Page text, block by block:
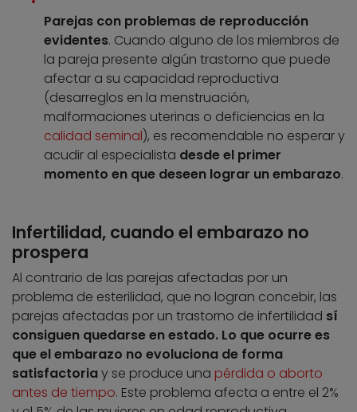
Parejas con problemas de reproducción
evidentes. Cuando alguno de los miembros de
la pareja presente algún trastorno que puede
afectar a su capacidad reproductiva
(desarreglos en la menstruación,
malformaciones uterinas o deficiencias en la
calidad seminal), es recomendable no esperar y
acudir al especialista desde el primer
momento en que deseen lograr un embarazo.
Infertilidad, cuando el embarazo no
prospera
Al contrario de las parejas afectadas por un
problema de esterilidad, que no logran concebir, las
parejas afectadas por un trastorno de infertilidad sí
consiguen quedarse en estado. Lo que ocurre es
que el embarazo no evoluciona de forma
satisfactoriay se produce una pérdida o aborto
antes de tiempo. Este problema afecta a entre el 2%